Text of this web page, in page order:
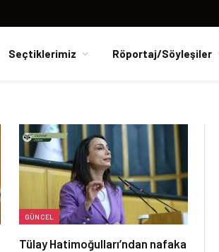
Seçtiklerimiz Röportaj/Söyleşiler
GÜNCEL
Tülay Hatimoğulları’ndan nafaka